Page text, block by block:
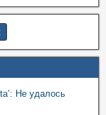
Не удалось